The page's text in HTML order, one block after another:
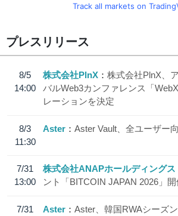
Track all markets on
プレスリリース
8/5
14:00
株式会社PlnX
株式会社PlnX、
バルWeb3カンファレンス「
レーションを決定
8/3
11:30
Aster Aster Vault、全ユーザー
7/31
13:00
株式会社ANAPホールディングス
ント「BITCOIN JAPAN 2026」
7/31
Aster
Aster、韓国RWAシーズ